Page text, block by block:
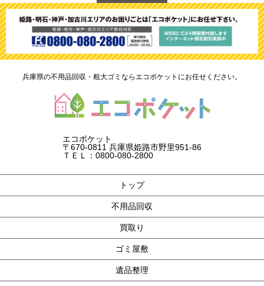
兵庫県の不用品回収・粗大ゴミならエコポケットにお任せください。
エコポケット
〒670-0811 兵庫県姫路市野里951-86
ＴＥＬ：0800-080-2800
トップ
不用品回収
買取り
ゴミ屋敷
遺品整理